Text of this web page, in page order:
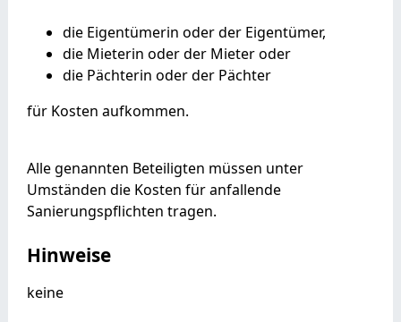
die Eigentümerin oder der Eigentümer,
die Mieterin oder der Mieter oder
die Pächterin oder der Pächter
für Kosten aufkommen.
Alle genannten Beteiligten müssen unter
Umständen die Kosten für anfallende
Sanierungspflichten tragen.
Hinweise
keine